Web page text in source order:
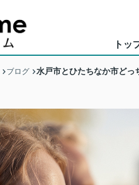
トッ
ブログ 水戸市とひたちなか市どっ